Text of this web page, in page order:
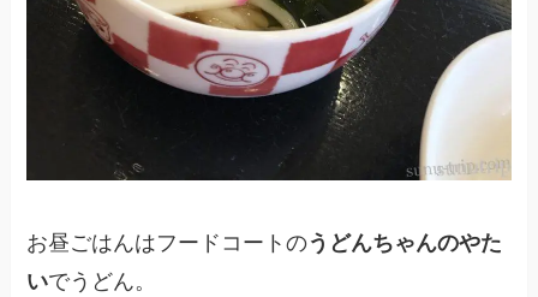
お昼ごはんはフードコートのうどんちゃんのやた
いでうどん。